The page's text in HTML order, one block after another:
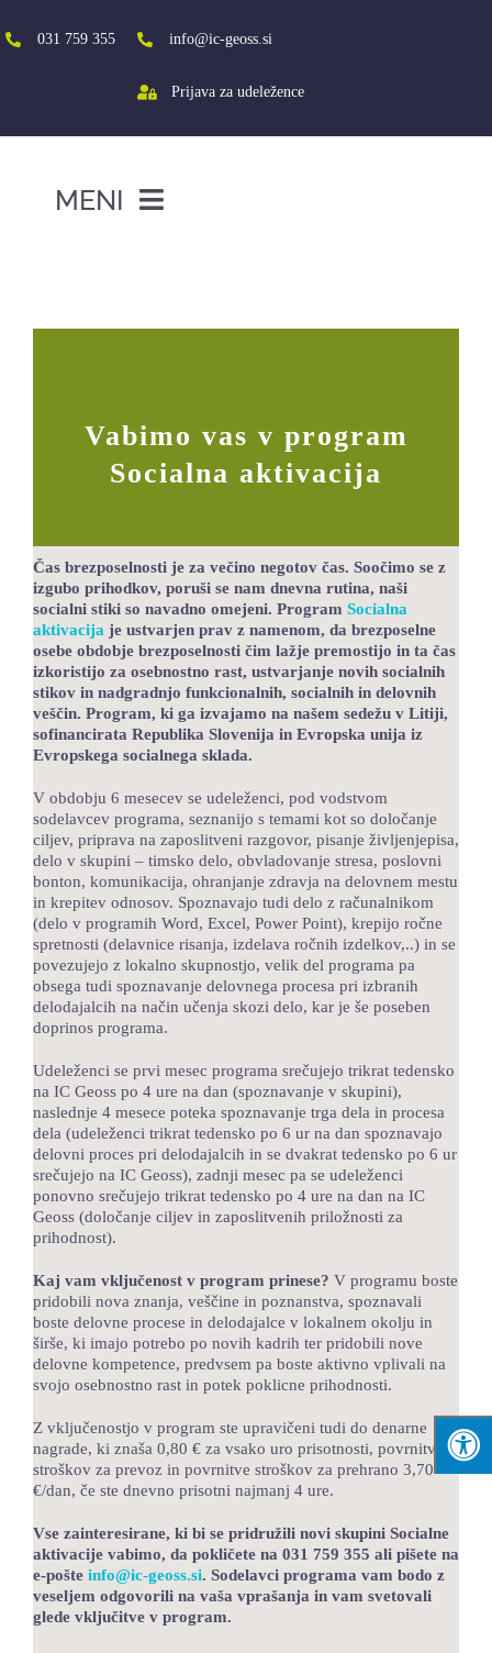
to
content
031 759 355 info@ic-geoss.si
Prijava za udeležence
MENI
PROJEKTI
SOCIALNA AKTIVACIJA+
TEČAJI
KNJIŽNICA
60-LETNICA
Vabimo vas v program
Socialna aktivacija
Čas brezposelnosti je za večino negotov čas. Soočimo se z
izgubo prihodkov, poruši se nam dnevna rutina, naši
socialni stiki so navadno omejeni. Program Socialna
aktivacija je ustvarjen prav z namenom, da brezposelne
osebe obdobje brezposelnosti čim lažje premostijo in ta čas
izkoristijo za osebnostno rast, ustvarjanje novih socialnih
stikov in nadgradnjo funkcionalnih, socialnih in delovnih
veščin. Program, ki ga izvajamo na našem sedežu v Litiji,
sofinancirata Republika Slovenija in Evropska unija iz
Evropskega socialnega sklada.
V obdobju 6 mesecev se udeleženci, pod vodstvom
sodelavcev programa, seznanijo s temami kot so določanje
ciljev, priprava na zaposlitveni razgovor, pisanje življenjepisa,
delo v skupini – timsko delo, obvladovanje stresa, poslovni
bonton, komunikacija, ohranjanje zdravja na delovnem mestu
in krepitev odnosov. Spoznavajo tudi delo z računalnikom
(delo v programih Word, Excel, Power Point), krepijo ročne
spretnosti (delavnice risanja, izdelava ročnih izdelkov,..) in se
povezujejo z lokalno skupnostjo, velik del programa pa
obsega tudi spoznavanje delovnega procesa pri izbranih
delodajalcih na način učenja skozi delo, kar je še poseben
doprinos programa.
Udeleženci se prvi mesec programa srečujejo trikrat tedensko
na IC Geoss po 4 ure na dan (spoznavanje v skupini),
naslednje 4 mesece poteka spoznavanje trga dela in procesa
dela (udeleženci trikrat tedensko po 6 ur na dan spoznavajo
delovni proces pri delodajalcih in se dvakrat tedensko po 6 ur
srečujejo na IC Geoss), zadnji mesec pa se udeleženci
ponovno srečujejo trikrat tedensko po 4 ure na dan na IC
Geoss (določanje ciljev in zaposlitvenih priložnosti za
prihodnost).
Kaj vam vključenost v program prinese? V programu boste
pridobili nova znanja, veščine in poznanstva, spoznavali
boste delovne procese in delodajalce v lokalnem okolju in
širše, ki imajo potrebo po novih kadrih ter pridobili nove
delovne kompetence, predvsem pa boste aktivno vplivali na
svojo osebnostno rast in potek poklicne prihodnosti.
Z vključenostjo v program ste upravičeni tudi do denarne
nagrade, ki znaša 0,80 € za vsako uro prisotnosti, povrnitve
stroškov za prevoz in povrnitve stroškov za prehrano 3,70
€/dan, če ste dnevno prisotni najmanj 4 ure.
Vse zainteresirane, ki bi se pridružili novi skupini Socialne
aktivacije vabimo, da pokličete na 031 759 355 ali pišete na
e-pošte info@ic-geoss.si. Sodelavci programa vam bodo z
veseljem odgovorili na vaša vprašanja in vam svetovali
glede vključitve v program.